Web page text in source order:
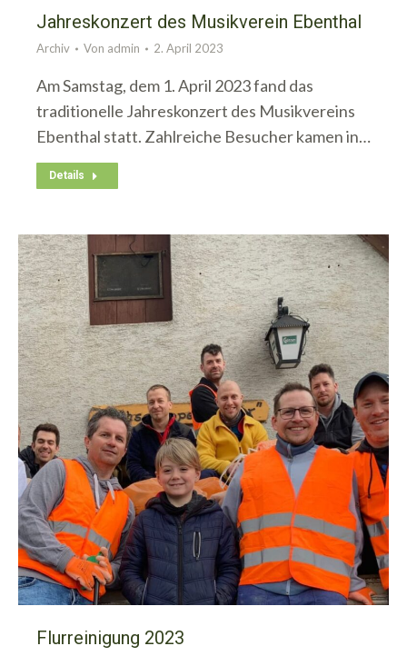
Jahreskonzert des Musikverein Ebenthal
Archiv Von admin 2. April 2023
Am Samstag, dem 1. April 2023 fand das
traditionelle Jahreskonzert des Musikvereins
Ebenthal statt. Zahlreiche Besucher kamen in…
Details
Flurreinigung 2023